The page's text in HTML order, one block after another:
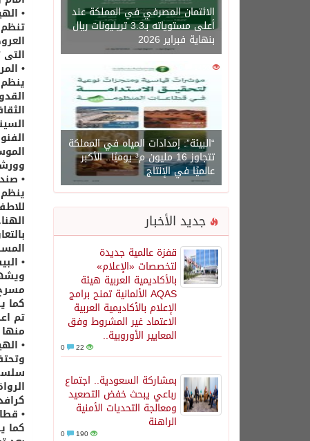
الائتمان المصرفي في المملكة عند
أعلى مستوياته بـ3.3 تريليونات ريال
بنهاية فبراير 2026
1450
“البيئة”: إمدادات المياه في المملكة
تتجاوز 16 مليون م³ يوميًا.. الأكبر
عالميًا في الإنتاج
جديد الأخبار
قفزة عالمية جديدة
لتخصصات «الإعلام»
بالأكاديمية العربية هيئة
AQAS الألمانية تمنح برامج
الإعلام بالأكاديمية العربية
الاعتماد غير المشروط وفق
المعايير الأوروبية..
22
بمشاركة السعودية.. اجتماع
رباعي يبحث خفض التصعيد
ومعالجة التحديات الأمنية
الراهنة
190
•
•
وورشة رسم
•
•
مسرح
تم
•
•
كما